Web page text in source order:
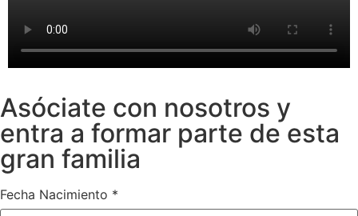
Asóciate con nosotros y
entra a formar parte de esta
gran familia
Fecha Nacimiento *